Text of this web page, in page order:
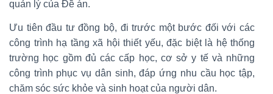
quản lý của Đề án.
Ưu tiên đầu tư đồng bộ, đi trước một bước đối với các
công trình hạ tầng xã hội thiết yếu, đặc biệt là hệ thống
trường học gồm đủ các cấp học, cơ sở y tế và những
công trình phục vụ dân sinh, đáp ứng nhu cầu học tập,
chăm sóc sức khỏe và sinh hoạt của người dân.